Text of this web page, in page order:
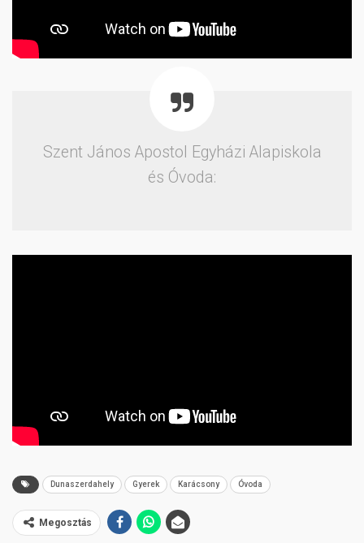
Szent János Apostol Egyházi Alapiskola
és Óvoda:
Dunaszerdahely Gyerek Karácsony Óvoda
Megosztás